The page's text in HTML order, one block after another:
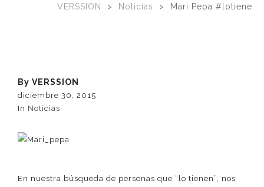
VERSSION > Noticias > Mari Pepa #lotiene
By VERSSION
diciembre 30, 2015
In Noticias
En nuestra búsqueda de personas que “lo tienen”, nos